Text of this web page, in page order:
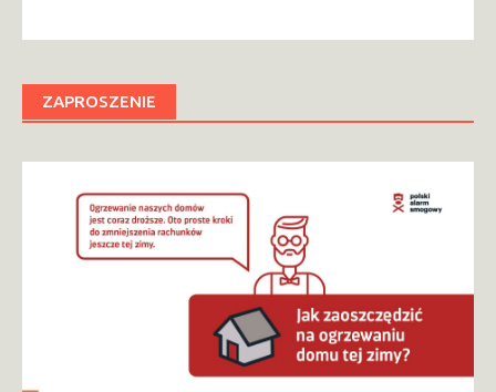
ZAPROSZENIE